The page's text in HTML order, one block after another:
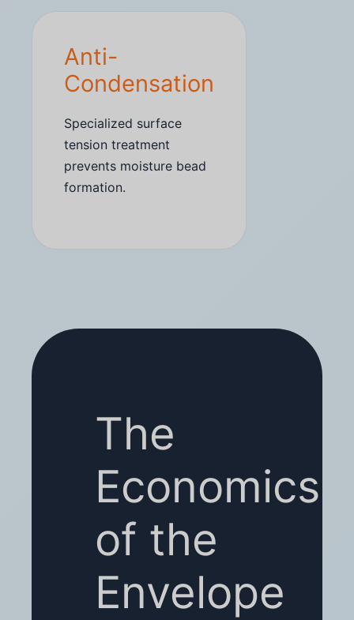
Anti-
Condensation
Specialized surface
tension treatment
prevents moisture bead
formation.
The
Economics
of the
Envelope